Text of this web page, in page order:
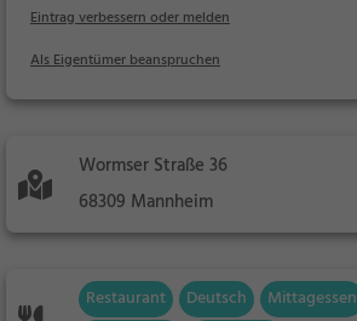
Eintrag verbessern oder melden
Als Eigentümer beanspruchen
Wormser Straße 36
68309 Mannheim
Restaurant Deutsch
Mittagessen